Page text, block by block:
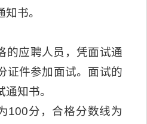
书。
的应聘人员，凭面试通
证件参加面试。面试的
知书。
100分，合格分数线为